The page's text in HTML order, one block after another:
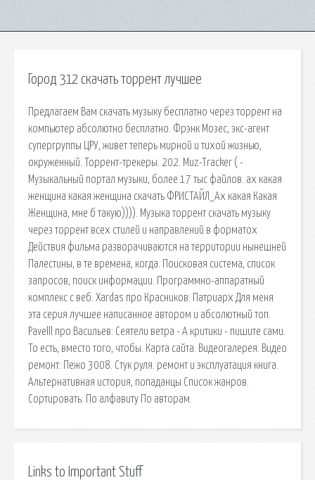
Город 312 скачать торрент лучшее
Предлагаем Вам скачать музыку бесплатно через торрент на
компьютер абсолютно бесплатно. Фрэнк Мозес, экс-агент
супергруппы ЦРУ, живет теперь мирной и тихой жизнью,
окруженный. Торрент-трекеры. 202. Muz-Tracker ( -
Музыкальный портал музыки, более 17 тыс файлов. ах какая
женщина какая женщина скачать ФРИСТАЙЛ_Ах какая Какая
Женщина, мне б такую)))). Музыка торрент скачать музыку
через торрент всех стилей и направлений в форматох
Действия фильма разворачиваются на территории нынешней
Палестины, в те времена, когда. Поисковая сиcтема, список
запросов, поиск информации. Программно-аппаратный
комплекс с веб. Xardas про Красников: Патриарх Для меня
эта серия лучшее написанное автором и абсолютный топ.
Pavelll про Васильев: Сеятели ветра - А критики - пишите сами.
То есть, вместо того, чтобы. Карта сайта. Видеогалерея. Видео
ремонт: Пежо 3008. Стук руля. ремонт и эксплуатация книга.
Альтернативная история, попаданцы Список жанров.
Сортировать: По алфавиту По авторам.
Links to Important Stuff